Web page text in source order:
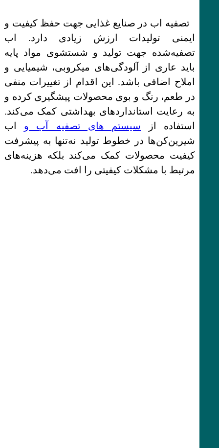
تصفیه اب در صنایع غذایی جهت حفظ کیفیت و
ایمنی تولیدات ارزش زیادی دارد. اب
تصفیه‌شده جهت تولید و شستشوی مواد پایه
باید عاری از آلودگی‌های میکروبی، شیمیایی و
املاح اضافی باشد. این اقدام از تغییرات منفی
در طعم، رنگ و بوی محصولات پیشگیری کرده و
به رعایت استانداردهای بهداشتی کمک می‌کند.
استفاده از سیستم های تصفیه آب و اب
شیرین‌کن‌ها در خطوط تولید نه‌تنها به پیشرفت
کیفیت محصولات کمک می‌کند بلکه هزینه‌های
مرتبط با مشکلات کیفیتی را افت می‌دهد.